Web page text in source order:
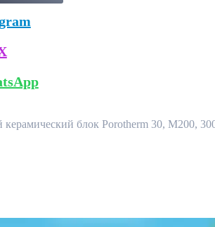
блок Porotherm 30, М200,